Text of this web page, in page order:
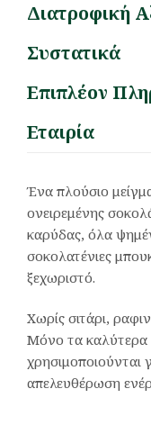
Διατροφική
Συστατικά
Επιπλέον
Εταιρία
Ένα πλούσιο
ονειρεμένης
καρύδας, όλα
σοκολατένιες
ξεχωριστό.
Χωρίς σιτάρι,
Μόνο τα καλύτερα
χρησιμοποιούνται
απελευθέρωση